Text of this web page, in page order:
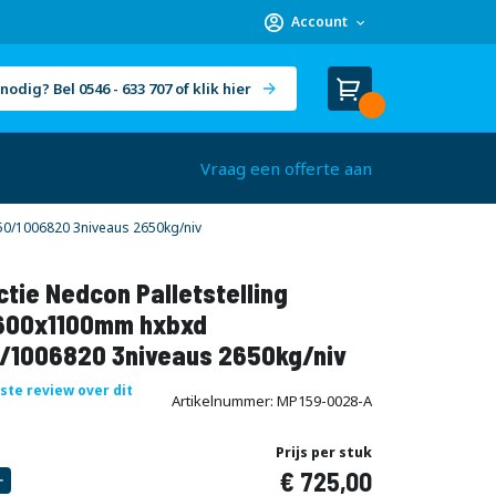
Account
Bel 0546 - 633 707 of klik hier
Winkelwagen
Cart
Vraag een offerte aan
1006820 3niveaus 2650kg/niv
Nedcon Palletstelling
hxbxd
1006820 3niveaus 2650kg/niv
review over dit
Artikelnummer MP159-0028-A
Prijs per stuk
725,00